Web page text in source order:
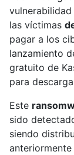
las víctimas
pagar a los
lanzamiento
gratuito de
para
Este
sido
siendo